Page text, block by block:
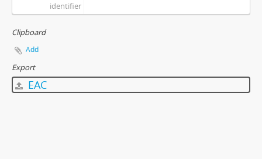
identifier
Clipboard
Add
Export
EAC